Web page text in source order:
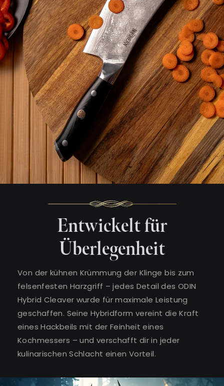
Entwickelt für
Überlegenheit
Von der kühnen Krümmung der Klinge bis zum
felsenfesten Harzgriff – jedes Detail des ODIN
Hybrid Cleaver wurde für maximale Leistung
geschaffen. Seine Hybridform vereint die Kraft
eines Hackbeils mit der Feinheit eines
Kochmessers – und verschafft dir in jeder
kulinarischen Schlacht einen Vorteil.